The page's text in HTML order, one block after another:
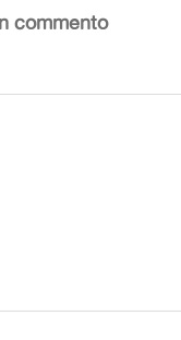
commento